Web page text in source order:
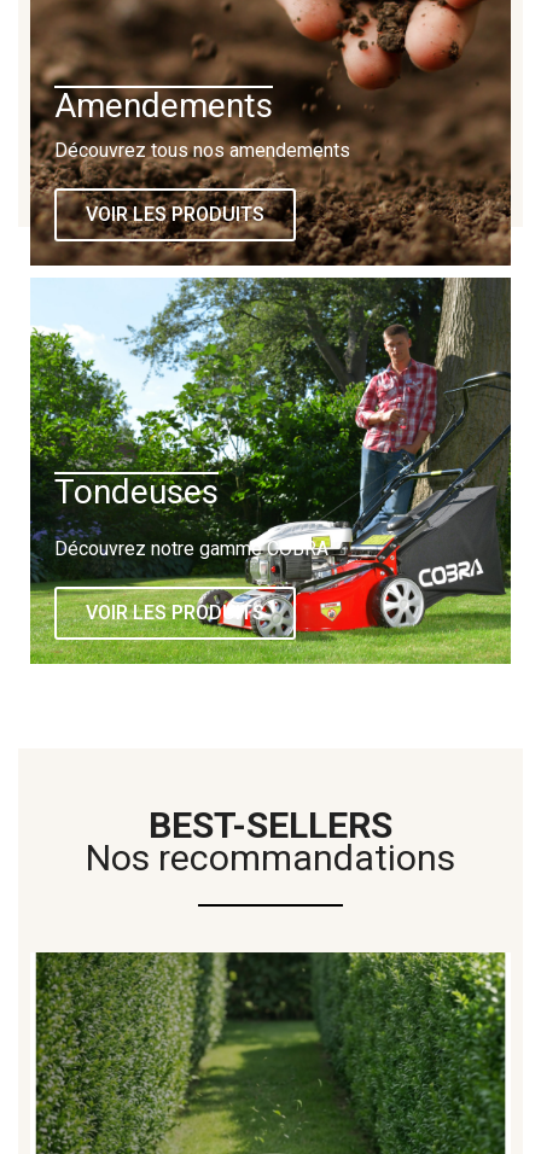
Amendements
Découvrez tous nos amendements
VOIR LES PRODUITS
Tondeuses
Découvrez notre gamme COBRA
VOIR LES PRODUITS
BEST-SELLERS
Nos recommandations